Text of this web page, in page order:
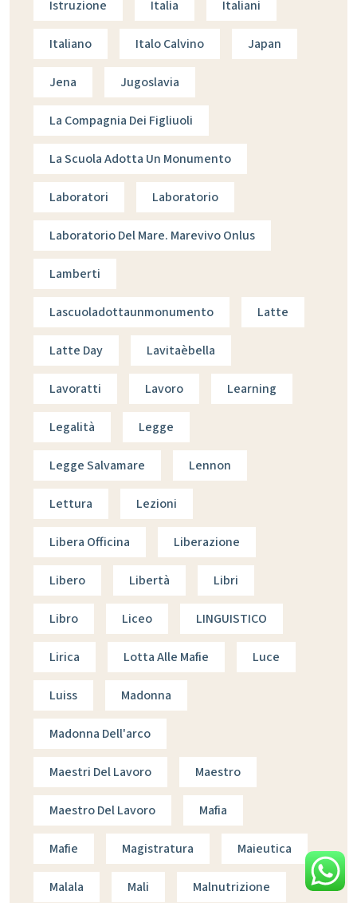
Istruzione Italia Italiani
Italiano Italo Calvino Japan
Jena Jugoslavia
La Compagnia Dei Figliuoli
La Scuola Adotta Un Monumento
Laboratori Laboratorio
Laboratorio Del Mare. Marevivo Onlus
Lamberti
Lascuoladottaunmonumento Latte
Latte Day Lavitaèbella
Lavoratti Lavoro Learning
Legalità Legge
Legge Salvamare Lennon
Lettura Lezioni
Libera Officina Liberazione
Libero Libertà Libri
Libro Liceo LINGUISTICO
Lirica Lotta Alle Mafie Luce
Luiss Madonna
Madonna Dell'arco
Maestri Del Lavoro Maestro
Maestro Del Lavoro Mafia
Mafie Magistratura Maieutica
Malala Mali Malnutrizione